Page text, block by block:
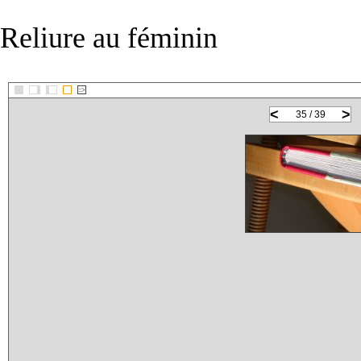
Reliure au féminin
::>
< >
35 / 39